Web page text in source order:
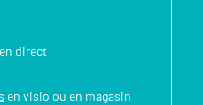
direct
en visio ou en magasin